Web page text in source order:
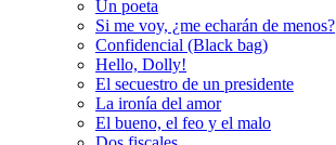
Un poeta
Si me voy, ¿me echarán de menos?
Confidencial (Black bag)
Hello, Dolly!
El secuestro de un presidente
La ironía del amor
El bueno, el feo y el malo